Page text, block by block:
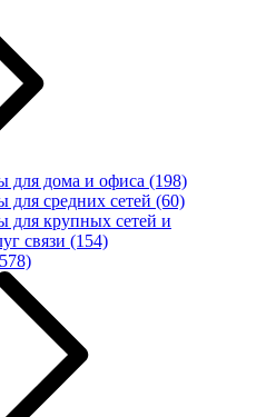
для дома и офиса (198)
для средних сетей (60)
для крупных сетей и
связи (154)